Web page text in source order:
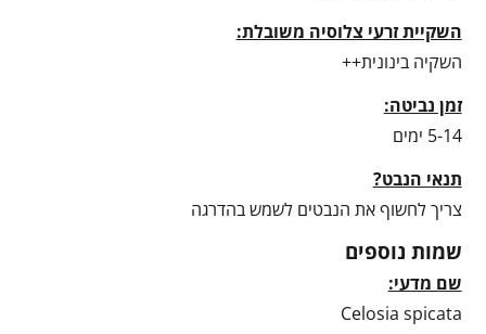
השקיית זרעי צלוסיה משובלת:
השקיה בינונית++
זמן נביטה:
5-14 ימים
תנאי הנבט?
צריך לחשוף את הנבטים לשמש בהדרגה
שמות נוספים
שם מדעי:
Celosia spicata